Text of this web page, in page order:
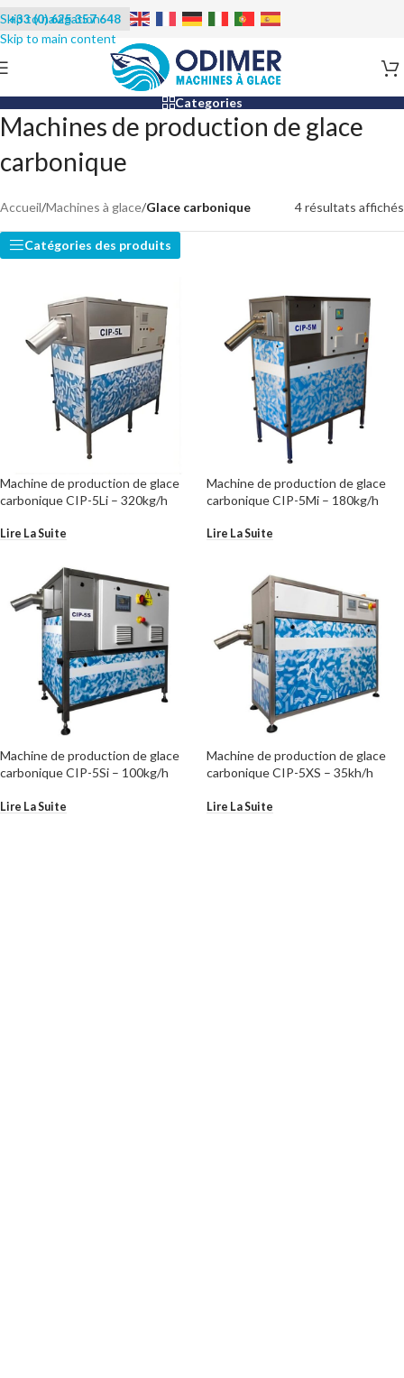
Crédit | Leasing | LOA
financement, le crédit bail (leasing) et la location
Pour bénéficier de cet accompagnement et en
connaître les modalités, contactez-nouspar email
ou
par téléphone au 06 25 35 76 48.
+33 (0) 625 357 648
Categories
Machines de production de glace
carbonique
Accueil/Machines à glace/Glace carbonique 4 résultats affichés
Catégories des produits
Machine de production de glace
carbonique CIP-5Li – 320kg/h
Lire La Suite
Machine de production de glace
carbonique CIP-5Mi – 180kg/h
Lire La Suite
Machine de production de glace
carbonique CIP-5Si – 100kg/h
Lire La Suite
Machine de production de glace
carbonique CIP-5XS – 35kh/h
Lire La Suite